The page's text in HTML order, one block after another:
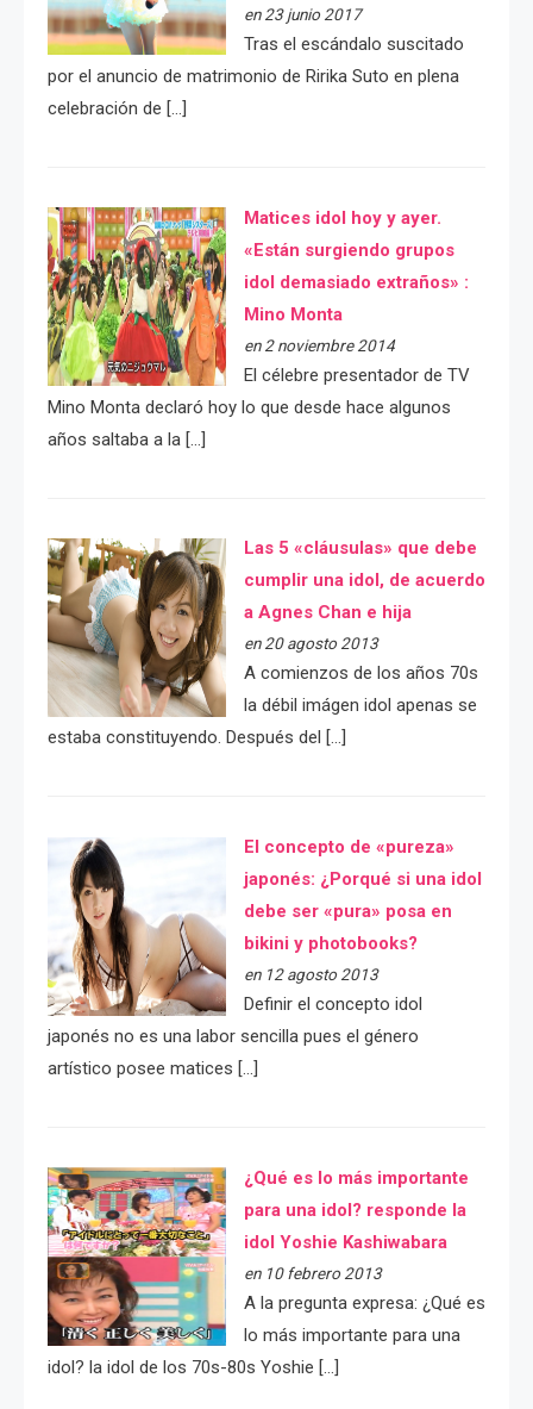
en 23 junio 2017
Tras el escándalo suscitado
por el anuncio de matrimonio de Ririka Suto en plena
celebración de […]
Matices idol hoy y ayer.
«Están surgiendo grupos
idol demasiado extraños» :
Mino Monta
en 2 noviembre 2014
El célebre presentador de TV
Mino Monta declaró hoy lo que desde hace algunos
años saltaba a la […]
Las 5 «cláusulas» que debe
cumplir una idol, de acuerdo
a Agnes Chan e hija
en 20 agosto 2013
A comienzos de los años 70s
la débil imágen idol apenas se
estaba constituyendo. Después del […]
El concepto de «pureza»
japonés: ¿Porqué si una idol
debe ser «pura» posa en
bikini y photobooks?
en 12 agosto 2013
Definir el concepto idol
japonés no es una labor sencilla pues el género
artístico posee matices […]
¿Qué es lo más importante
para una idol? responde la
idol Yoshie Kashiwabara
en 10 febrero 2013
A la pregunta expresa: ¿Qué es
lo más importante para una
idol? la idol de los 70s-80s Yoshie […]